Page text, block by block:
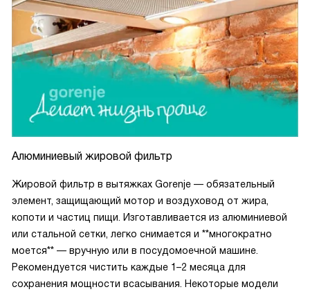
Алюминиевый жировой фильтр
Жировой фильтр в вытяжках Gorenje — обязательный
элемент, защищающий мотор и воздуховод от жира,
копоти и частиц пищи. Изготавливается из алюминиевой
или стальной сетки, легко снимается и **многократно
моется** — вручную или в посудомоечной машине.
Рекомендуется чистить каждые 1–2 месяца для
сохранения мощности всасывания. Некоторые модели